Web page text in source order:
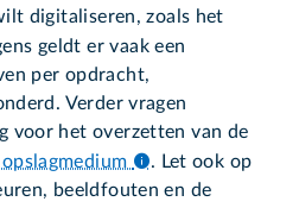
digitaliseren, zoals het
geldt er vaak een
per opdracht,
Verder vragen
voor het overzetten van de
opslagmedium . Let ook op
beeldfouten en de